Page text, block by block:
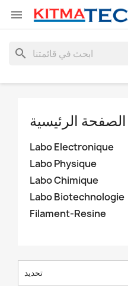

search
الصفحة الرئيسية
Labo Electronique
Labo Physique
Labo Chimique
Labo Biotechnologie
Filament-Resine
تحديد